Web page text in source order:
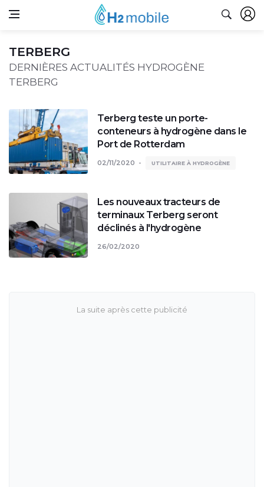
TERBERG
DERNIÈRES ACTUALITÉS HYDROGÈNE
TERBERG
Terberg teste un porte-
conteneurs à hydrogène dans le
Port de Rotterdam
02/11/2020 UTILITAIRE À HYDROGÈNE
Les nouveaux tracteurs de
terminaux Terberg seront
déclinés à l'hydrogène
26/02/2020